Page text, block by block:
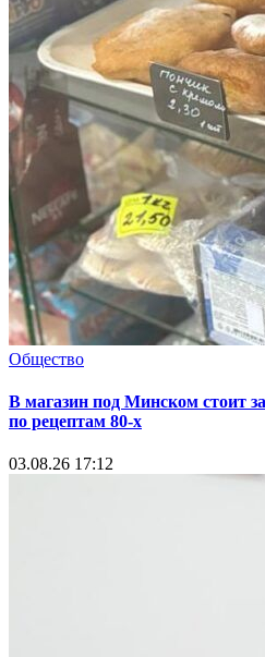
Общество
В магазин под Минском стоит
по рецептам 80-х
03.08.26 17:12